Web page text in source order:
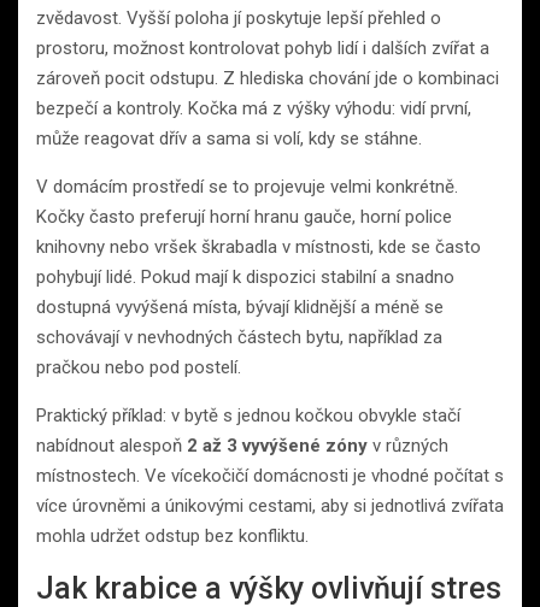
zvědavost. Vyšší poloha jí poskytuje lepší přehled o
prostoru, možnost kontrolovat pohyb lidí i dalších zvířat a
zároveň pocit odstupu. Z hlediska chování jde o kombinaci
bezpečí a kontroly. Kočka má z výšky výhodu: vidí první,
může reagovat dřív a sama si volí, kdy se stáhne.
V domácím prostředí se to projevuje velmi konkrétně.
Kočky často preferují horní hranu gauče, horní police
knihovny nebo vršek škrabadla v místnosti, kde se často
pohybují lidé. Pokud mají k dispozici stabilní a snadno
dostupná vyvýšená místa, bývají klidnější a méně se
schovávají v nevhodných částech bytu, například za
pračkou nebo pod postelí.
Praktický příklad: v bytě s jednou kočkou obvykle stačí
nabídnout alespoň 2 až 3 vyvýšené zóny v různých
místnostech. Ve vícekočičí domácnosti je vhodné počítat s
více úrovněmi a únikovými cestami, aby si jednotlivá zvířata
mohla udržet odstup bez konfliktu.
Jak krabice a výšky ovlivňují stres